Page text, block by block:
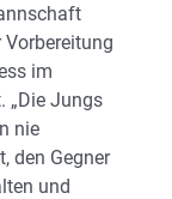
im
„Die Jungs
nie
den Gegner
und